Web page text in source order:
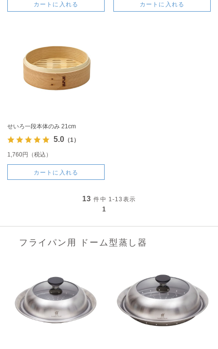
カートに入れる カートに入れる
せいろ一段本体のみ 21cm
5.0（1）
1,760円（税込）
カートに入れる
13 件中 1-13 表示
1
フライパン用 ドーム型蒸し器